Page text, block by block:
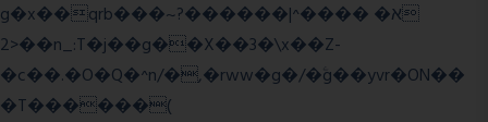
g�x��qrb���~א� ����^|������?
2>��n_:T�j��g��X��3�\x��Z-
�c��.�O�Q�^n/�,�rww�g�/�ۧg��yvr�ON��
�T������(